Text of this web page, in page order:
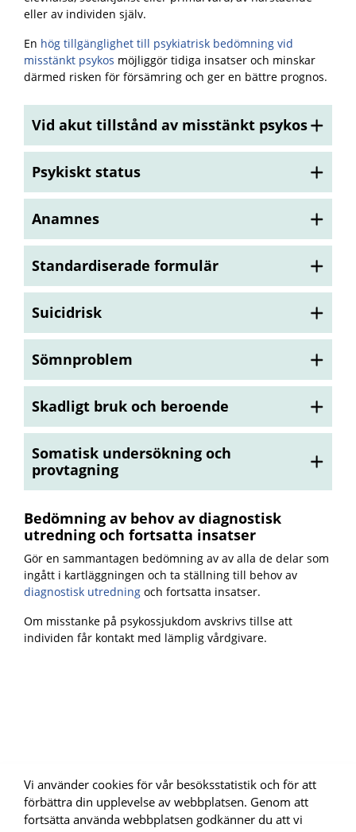
eller av individen själv.
En hög tillgänglighet till psykiatrisk bedömning vid
misstänkt psykos möjliggör tidiga insatser och minskar
därmed risken för försämring och ger en bättre prognos.
Vid akut tillstånd av misstänkt psykos
Psykiskt status
Anamnes
Standardiserade formulär
Suicidrisk
Sömnproblem
Skadligt bruk och beroende
Somatisk undersökning och
provtagning
Bedömning av behov av diagnostisk
utredning och fortsatta insatser
Gör en sammantagen bedömning av av alla de delar som
ingått i kartläggningen och ta ställning till behov av
diagnostisk utredning och fortsatta insatser.
Om misstanke på psykossjukdom avskrivs tillse att
individen får kontakt med lämplig vårdgivare.
Vi använder cookies för vår besöksstatistik och för att
förbättra din upplevelse av webbplatsen. Genom att
fortsätta använda webbplatsen godkänner du att vi